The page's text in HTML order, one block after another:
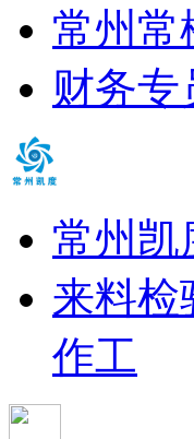
常州常
财务专
常州凯
来料检
作工